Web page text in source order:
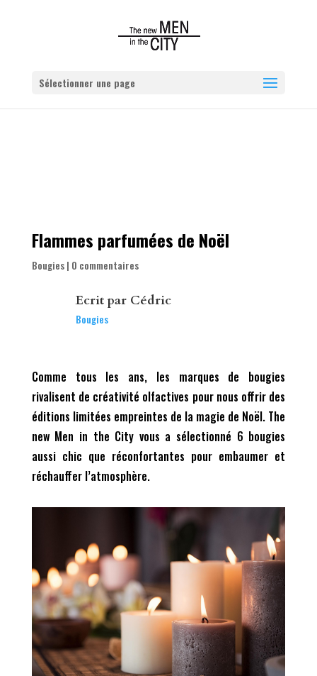
Sélectionner une page
Flammes parfumées de Noël
Bougies| 0 commentaires
Ecrit par Cédric
Bougies
Comme tous les ans, les marques de bougies
rivalisent de créativité olfactives pour nous offrir des
éditions limitées empreintes de la magie de Noël. The
new Men in the City vous a sélectionné 6 bougies
aussi chic que réconfortantes pour embaumer et
réchauffer l’atmosphère.